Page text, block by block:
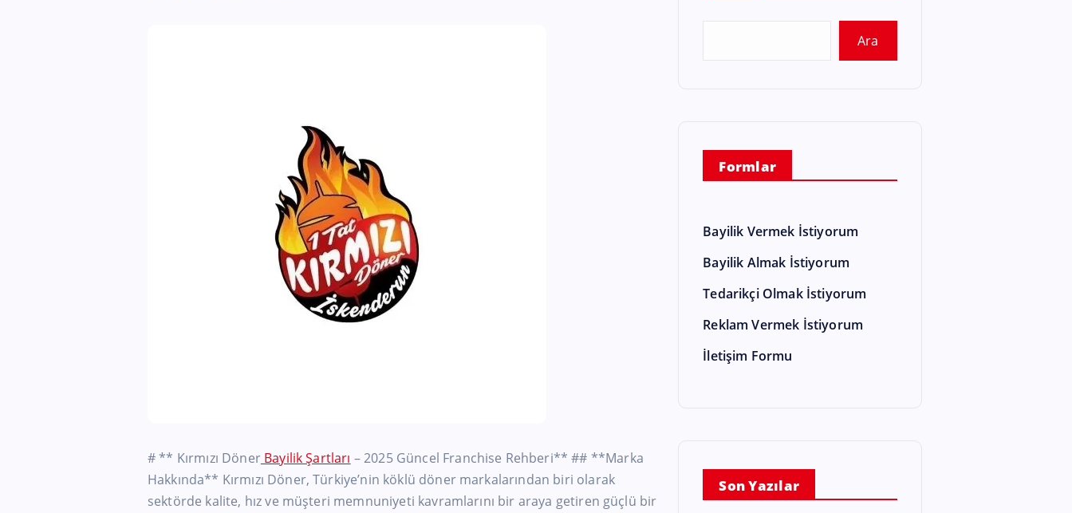
# ** Kırmızı DönerBayilik Şartları – 2025 Güncel Franchise Rehberi** ## **Marka
Hakkında** Kırmızı Döner, Türkiye’nin köklü döner markalarından biri olarak
sektörde kalite, hız ve müşteri memnuniyeti kavramlarını bir araya getiren güçlü bir
Ara
Formlar
Bayilik Vermek İstiyorum
Bayilik Almak İstiyorum
Tedarikçi Olmak İstiyorum
Reklam Vermek İstiyorum
İletişim Formu
Son Yazılar